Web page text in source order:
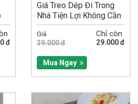
đ
Giá Treo Dép Đi Trong
Nhà Tiện Lợi Không Cần
Khoan Tường-Nhiều...
Giá
39.000 đ
Chỉ còn
29.000 đ
Mua Ngay